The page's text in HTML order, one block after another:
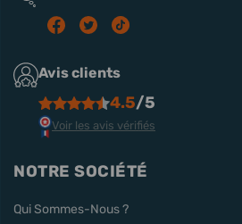
Avis clients
4.5/5
Voir les avis vérifiés
NOTRE SOCIÉTÉ
Qui Sommes-Nous ?